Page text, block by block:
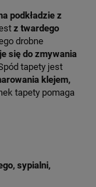
podkładzie z
z twardego
drobne
się do zmywania
tapety jest
klejem,
tapety pomaga
sypialni,